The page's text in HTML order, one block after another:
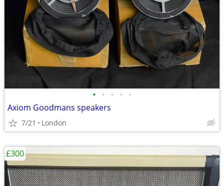
• • • • •
Axiom Goodmans speakers
7/21 London
£300